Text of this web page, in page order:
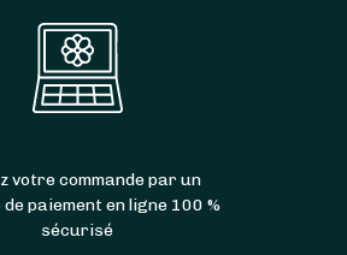
votre commande par un
paiement en ligne 100 %
sécurisé